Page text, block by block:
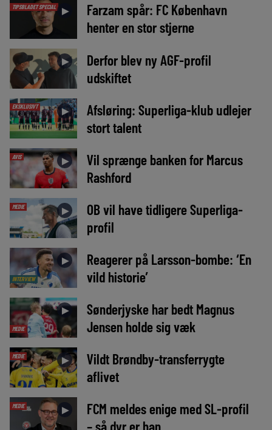
TIPSBLADET SPECIAL ►
Farzam spår: FC København
henter en stor stjerne
►
Derfor blev ny AGF-profil
udskiftet
EKSKLUSIVT ►
Afsløring: Superliga-klub udlejer
stort talent
AVIS ►
Vil sprænge banken for Marcus
Rashford
MEDIE ►
OB vil have tidligere Superliga-
profil
INTERVIEW
►
Reagerer på Larsson-bombe: ‘En
vild historie’
MEDIE
►
Sønderjyske har bedt Magnus
Jensen holde sig væk
MEDIE ►
Vildt Brøndby-transferrygte
aflivet
MEDIE ►
FCM meldes enige med SL-profil
– så dyr er han